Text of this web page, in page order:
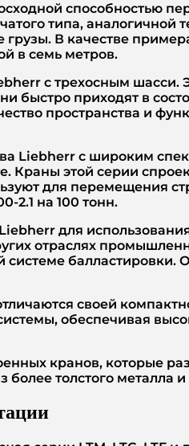
способностью
типа, аналогичной
В качестве
в семь метров.
с трехосным
быстро приходят в
пространства и
Liebherr с широким
Краны этой серии
для перемещения
2.1 на 100 тонн.
для
отраслях
балластировки.
своей
обеспечивая
кранов, которые
более толстого